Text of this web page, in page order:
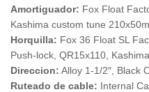
Amortiguador: Fox Float
Kashima custom tune
Horquilla: Fox 36 Float SL
Push-lock, QR15x110, Kashima
Direccion: Alloy 1-1/2″, Black
Ruteado de cable: Internal